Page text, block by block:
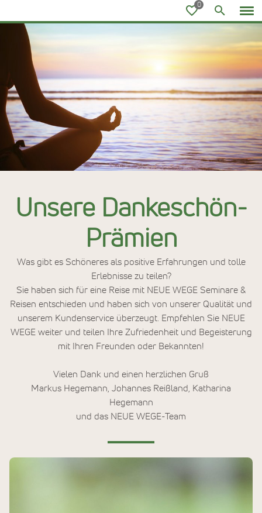
Unsere Dankeschön-
Prämien
Was gibt es Schöneres als positive Erfahrungen und tolle
Erlebnisse zu teilen?
Sie haben sich für eine Reise mit NEUE WEGE Seminare &
Reisen entschieden und haben sich von unserer Qualität und
unserem Kundenservice überzeugt. Empfehlen Sie NEUE
WEGE weiter und teilen Ihre Zufriedenheit und Begeisterung
mit Ihren Freunden oder Bekannten!
Vielen Dank und einen herzlichen Gruß
Markus Hegemann, Johannes Reißland, Katharina
Hegemann
und das NEUE WEGE-Team